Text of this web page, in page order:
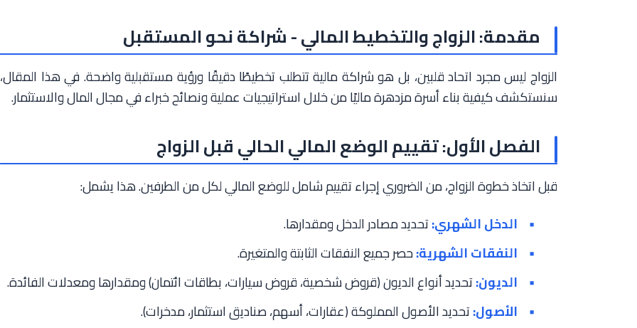
مقدمة: الزواج والتخطيط المالي - شراكة نحو المستقبل
الزواج ليس مجرد اتحاد قلبين، بل هو شراكة مالية تتطلب تخطيطًا دقيقًا ورؤية مستقبلية واضحة. في هذا المقال،
سنستكشف كيفية بناء أسرة مزدهرة ماليًا من خلال استراتيجيات عملية ونصائح خبراء في مجال المال والاستثمار.
الفصل الأول: تقييم الوضع المالي الحالي قبل الزواج
قبل اتخاذ خطوة الزواج، من الضروري إجراء تقييم شامل للوضع المالي لكل من الطرفين. هذا يشمل:
الدخل الشهري:تحديد مصادر الدخل ومقدارها.
النفقات الشهرية:حصر جميع النفقات الثابتة والمتغيرة.
الديون:تحديد أنواع الديون (قروض شخصية، قروض سيارات، بطاقات ائتمان) ومقدارها ومعدلات الفائدة.
الأصول:تحديد الأصول المملوكة (عقارات، أسهم، صناديق استثمار، مدخرات).